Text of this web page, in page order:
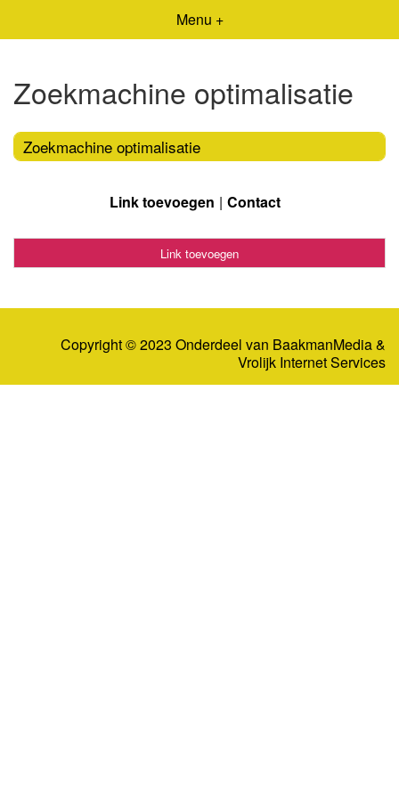
Menu +
Zoekmachine optimalisatie
Zoekmachine optimalisatie
Link toevoegen Contact
Link toevoegen
Copyright © 2023 Onderdeel van BaakmanMedia&
Vrolijk Internet Services